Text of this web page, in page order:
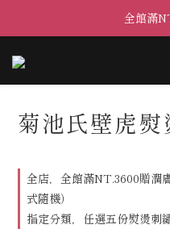
全館滿
菊池氏壁虎熨
全店，全館滿NT.3600贈潤
式隨機）
指定分類，任選五份熨燙刺